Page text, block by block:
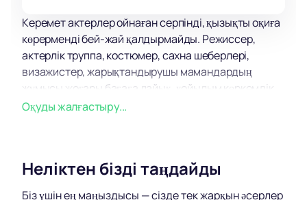
Керемет актерлер ойнаған серпінді, қызықты оқиға
көрерменді бей-жай қалдырмайды. Режиссер,
актерлік труппа, костюмер, сахна шеберлері,
визажистер, жарықтандырушы мамандардың
жұмысы жоғары бағаға лайық, қойылым көркемдік
безендірудің ең жоғары деңгейінің үлгісі болып
немесе «Мен не істер едім?» Бұл туынды
Оқуды жалғастыру...
Неліктен бізді таңдайды
Біз үшін ең маңыздысы — сізде тек жарқын әсерлер